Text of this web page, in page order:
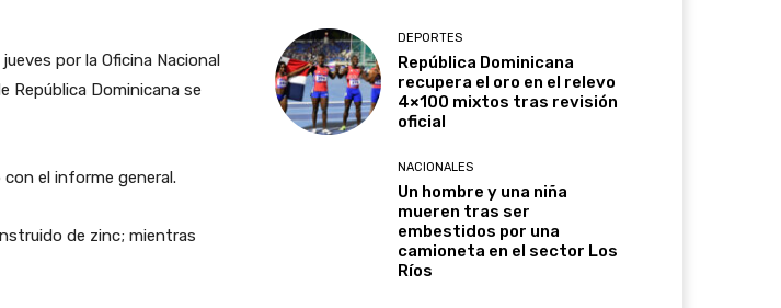
por la Oficina Nacional
República Dominicana se
el informe general.
de zinc; mientras
DEPORTES
República Dominicana
recupera el oro en el relevo
4×100 mixtos tras revisión
oficial
NACIONALES
Un hombre y una niña
mueren tras ser
embestidos por una
camioneta en el sector Los
Ríos